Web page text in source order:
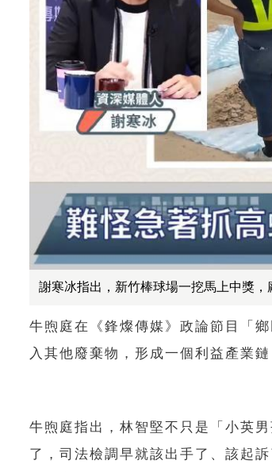
謝寒冰指出，新竹棒球場一挖馬上中獎
牛煦庭在《鋒燦傳媒》政論節目「
入其他廢棄物，形成一個利益產業
牛煦庭指出，林智堅不只是「小英
了，司法檢調早就該出手了、該起